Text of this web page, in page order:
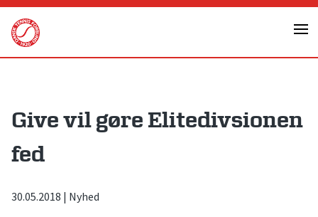
Skip
content
Give vil gøre Elitedivsionen
fed
30.05.2018 | Nyhed